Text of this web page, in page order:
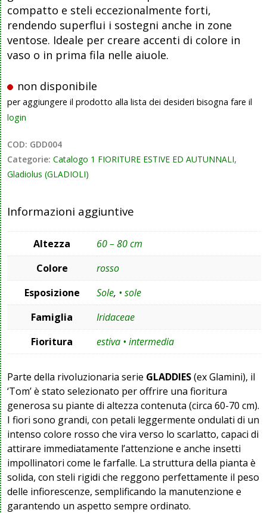
compatto e steli eccezionalmente forti,
rendendo superflui i sostegni anche in zone
ventose. Ideale per creare accenti di colore in
vaso o in prima fila nelle aiuole.
non disponibile
per aggiungere il prodotto alla lista dei desideri bisogna fare il
login
COD: GDD004
Categorie: Catalogo 1 FIORITURE ESTIVE ED AUTUNNALI,
Gladiolus (GLADIOLI)
Informazioni aggiuntive
Altezza
60 – 80 cm
Colore
rosso
Esposizione
Sole, • sole
Famiglia
Iridaceae
Fioritura
estiva • intermedia
Parte della rivoluzionaria serie GLADDIES(ex Glamini), il
‘Tom’ è stato selezionato per offrire una fioritura
generosa su piante di altezza contenuta (circa 60-70 cm).
I fiori sono grandi, con petali leggermente ondulati di un
intenso colore rosso che vira verso lo scarlatto, capaci di
attirare immediatamente l’attenzione e anche insetti
impollinatori come le farfalle. La struttura della pianta è
solida, con steli rigidi che reggono perfettamente il peso
delle infiorescenze, semplificando la manutenzione e
garantendo un aspetto sempre ordinato.